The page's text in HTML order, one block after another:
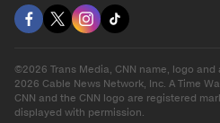
©2026 Trans Media, CNN name, logo
2026 Cable News Network, Inc. A Time
CNN and the CNN logo are registered
displayed with permission.